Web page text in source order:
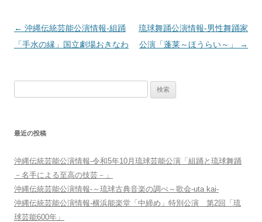
投
稿
ン
← 沖縄伝統芸能公演情報‐組踊
「手水の縁」国立劇場おきなわ
琉球舞踊公演情報‐男性舞踊家
公演「蓬莱～ほうらい～」
→
最近の投稿
沖縄伝統芸能公演情報-令和5年10月琉球芸能公演「組踊と琉球舞踊
－名手による至高の技芸－」
沖縄伝統芸能公演情報-～琉球古典音楽の調べ～歌会-uta kai-
沖縄伝統芸能公演情報-横浜能楽堂「中締め」特別公演 第2回「琉
球芸能600年」